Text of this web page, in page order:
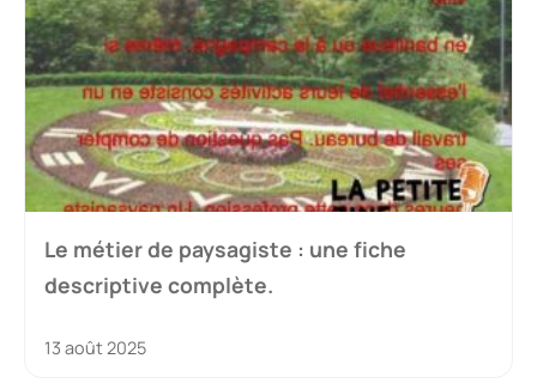
Le métier de paysagiste : une fiche
descriptive complète.
13 août 2025